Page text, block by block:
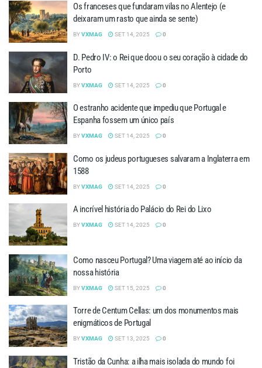
Os franceses que fundaram vilas no Alentejo (e
deixaram um rasto que ainda se sente)
BYVXMAG SET 14, 2025 0
D. Pedro IV: o Rei que doou o seu coração à cidade do
Porto
BYVXMAG SET 14, 2025 0
O estranho acidente que impediu que Portugal e
Espanha fossem um único país
BYVXMAG SET 14, 2025 0
Como os judeus portugueses salvaram a Inglaterra em
1588
BYVXMAG SET 14, 2025 0
A incrível história do Palácio do Rei do Lixo
BYVXMAG SET 14, 2025 0
Como nasceu Portugal? Uma viagem até ao início da
nossa história
BYVXMAG SET 15, 2025 0
Torre de Centum Cellas: um dos monumentos mais
enigmáticos de Portugal
BYVXMAG SET 13, 2025 0
Tristão da Cunha: a ilha mais isolada do mundo foi